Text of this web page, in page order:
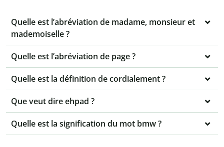
Quelle est l’abréviation de madame, monsieur et
mademoiselle ?
Quelle est l’abréviation de page ?
Quelle est la définition de cordialement ?
Que veut dire ehpad ?
Quelle est la signification du mot bmw ?